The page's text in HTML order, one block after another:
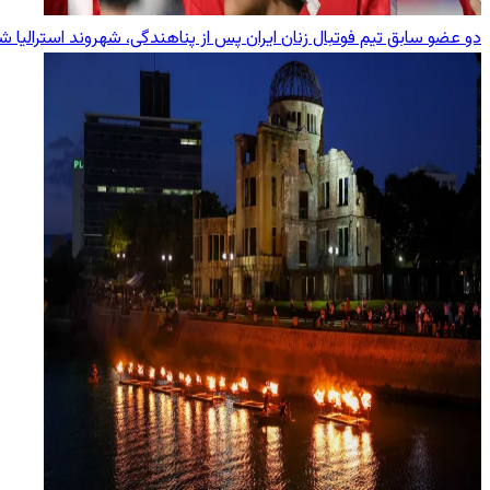
دو عضو سابق تیم فوتبال زنان ایران پس از پناهندگی، شهروند استرالیا